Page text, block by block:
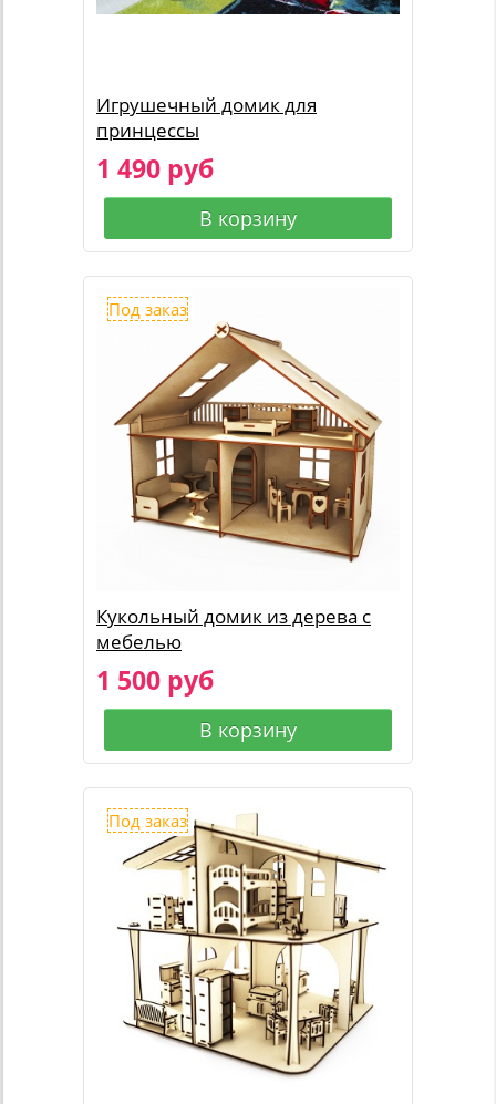
Игрушечный домик для
принцессы
1 490 руб
В корзину
Под заказ
Кукольный домик из дерева с
мебелью
1 500 руб
В корзину
Под заказ